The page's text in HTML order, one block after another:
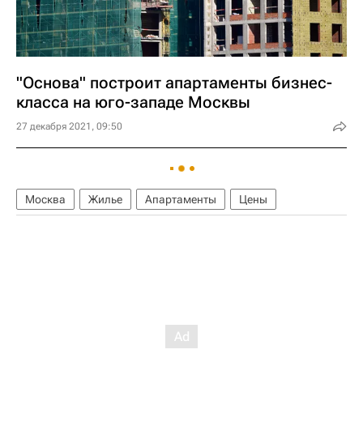
"Основа" построит апартаменты бизнес-
класса на юго-западе Москвы
27 декабря 2021, 09:50
Москва Жилье Апартаменты Цены